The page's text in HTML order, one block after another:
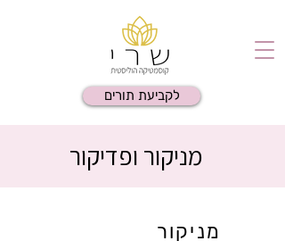
לקביעת תורים
מניקור ופדיקור
מניקור